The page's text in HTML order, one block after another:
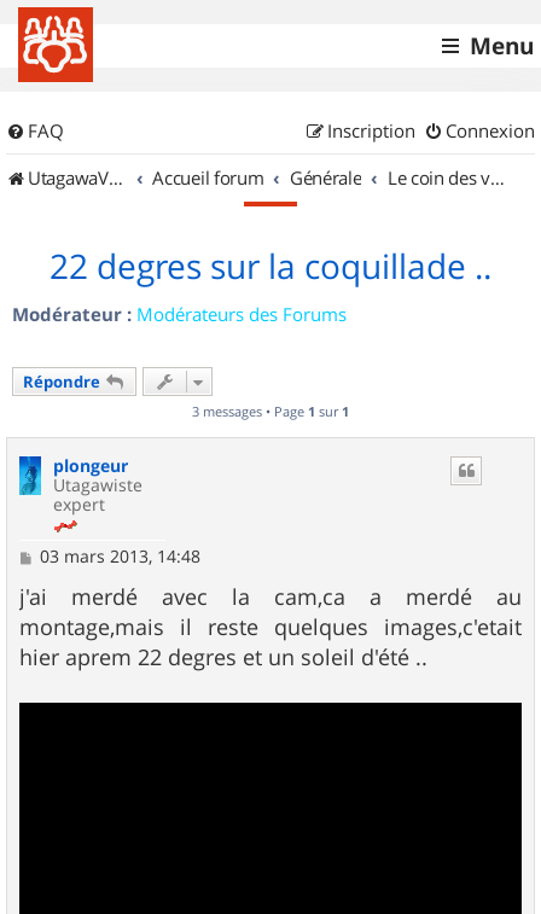
Menu
FAQ Connexion
Inscription
UtagawaVTT (Randos VTT et VTTAE avec traces GPS)
Accueil forum Générale Le coin des vidéastes
22 degres sur la coquillade ..
Modérateur : Modérateurs des Forums
Répondre
3 messages • Page 1 sur 1
plongeur
Utagawiste
expert
M
s
s
a
g
e
03 mars 2013, 14:48
j'ai merdé avec la cam,ca a merdé au
montage,mais il reste quelques images,c'etait
hier aprem 22 degres et un soleil d'été ..